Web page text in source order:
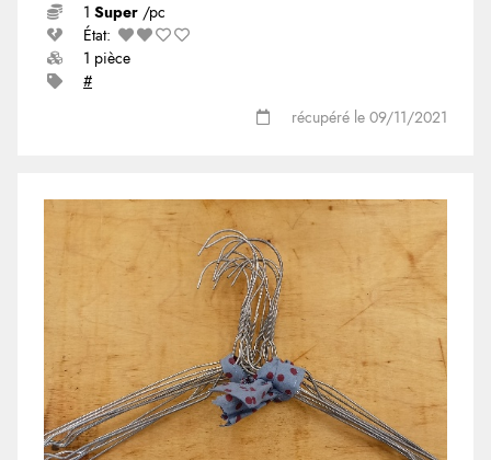
1 Super /pc
État:
1 pièce
#
récupéré le 09/11/2021